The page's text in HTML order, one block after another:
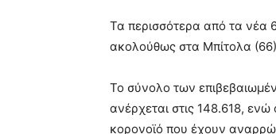
Τα περισσότερα από τα νέα
ακολούθως στα Μπίτολα
Το σύνολο των
ανέρχεται στις 148.618,
κορονοϊό που έχουν